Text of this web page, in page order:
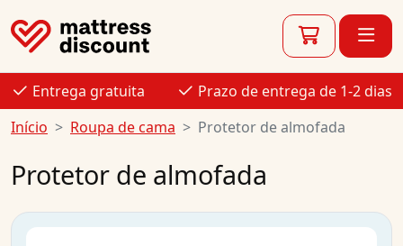
Entrega gratuita
Prazo de entrega de 1-2 dias
Início
Roupa de cama Protetor de almofada
Protetor de almofada